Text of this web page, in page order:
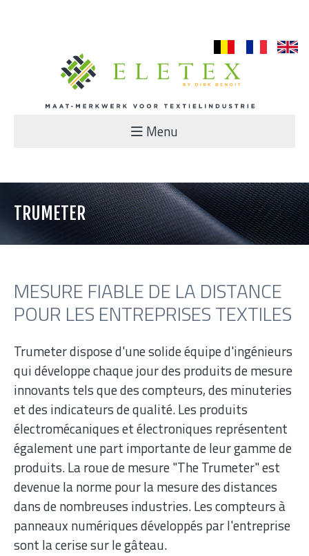
en
Menu
TRUMETER
MESURE FIABLE DE LA DISTANCE
POUR LES ENTREPRISES TEXTILES
Trumeter dispose d'une solide équipe d'ingénieurs
qui développe chaque jour des produits de mesure
innovants tels que des compteurs, des minuteries
et des indicateurs de qualité. Les produits
électromécaniques et électroniques représentent
également une part importante de leur gamme de
produits. La roue de mesure "The Trumeter" est
devenue la norme pour la mesure des distances
dans de nombreuses industries. Les compteurs à
panneaux numériques développés par l'entreprise
sont la cerise sur le gâteau.